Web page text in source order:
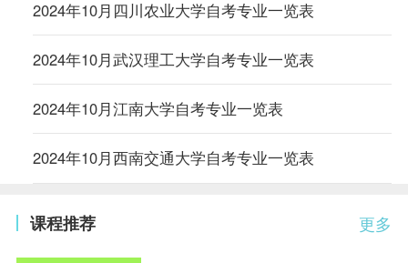
2024年10月四川农业大学自考专业一览表
2024年10月武汉理工大学自考专业一览表
2024年10月江南大学自考专业一览表
2024年10月西南交通大学自考专业一览表
更多
课程推荐